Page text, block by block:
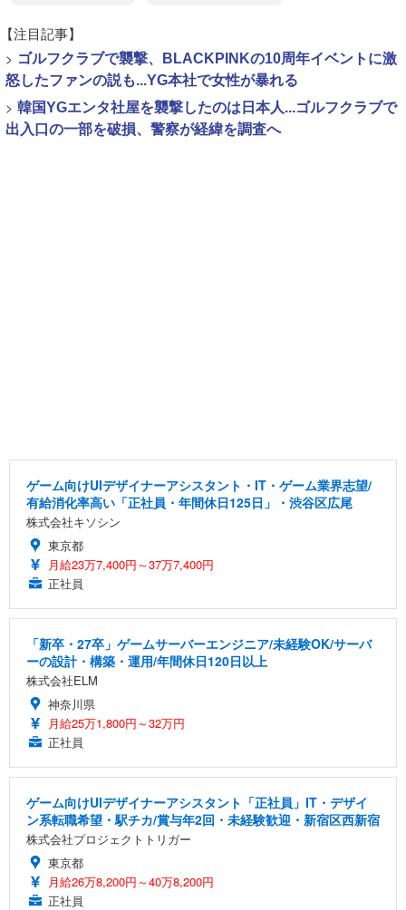
【注目記事】
> ゴルフクラブで襲撃、BLACKPINKの10周年イベントに激
怒したファンの説も...YG本社で女性が暴れる
> 韓国YGエンタ社屋を襲撃したのは日本人...ゴルフクラブで
出入口の一部を破損、警察が経緯を調査へ
ゲーム向けUIデザイナーアシスタント・IT・ゲーム業界志望/
有給消化率高い「正社員・年間休日125日」・渋谷区広尾
株式会社キソシン
東京都
月給23万7,400円～37万7,400円
正社員
「新卒・27卒」ゲームサーバーエンジニア/未経験OK/サーバ
ーの設計・構築・運用/年間休日120日以上
株式会社ELM
神奈川県
月給25万1,800円～32万円
正社員
ゲーム向けUIデザイナーアシスタント「正社員」IT・デザイ
ン系転職希望・駅チカ/賞与年2回・未経験歓迎・新宿区西新宿
株式会社プロジェクトトリガー
東京都
月給26万8,200円～40万8,200円
正社員